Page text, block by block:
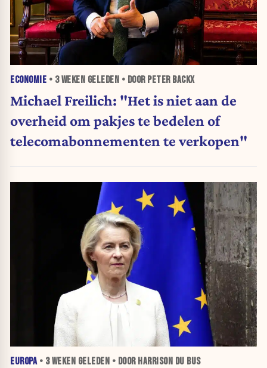
ECONOMIE • 3 WEKEN GELEDEN • DOOR PETER BACKX
Michael Freilich: "Het is niet aan de
overheid om pakjes te bedelen of
telecomabonnementen te verkopen"
EUROPA• 3 WEKEN GELEDEN • DOOR HARRISON DU BUS